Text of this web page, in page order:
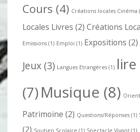
Cours (4) Créations locales Cinéma
Locales Livres (2) Créations
Emissions (1) Emploi (1) Expositions (2)
Jeux (3) Langues Etrangères (1) lire
(7)Musique (8)
Patrimoine (2) Questions/Réponses (1)
(2) Soutien Scolaire (1) Spectacle Vivant (1)